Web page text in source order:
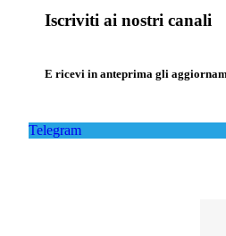
Iscriviti ai nostri canali
E ricevi in anteprima gli
Telegram